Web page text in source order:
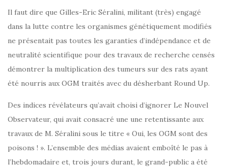
Il faut dire que Gilles-Eric Séralini, militant (très) engagé
dans la lutte contre les organismes génétiquement modifiés
ne présentait pas toutes les garanties d’indépendance et de
neutralité scientifique pour des travaux de recherche censés
démontrer la multiplication des tumeurs sur des rats ayant
été nourris aux OGM traités avec du désherbant Round Up.
Des indices révélateurs qu’avait choisi d’ignorer Le Nouvel
Observateur, qui avait consacré une une retentissante aux
travaux de M. Séralini sous le titre « Oui, les OGM sont des
poisons ! ». L’ensemble des médias avaient emboîté le pas à
l’hebdomadaire et, trois jours durant, le grand-public a été